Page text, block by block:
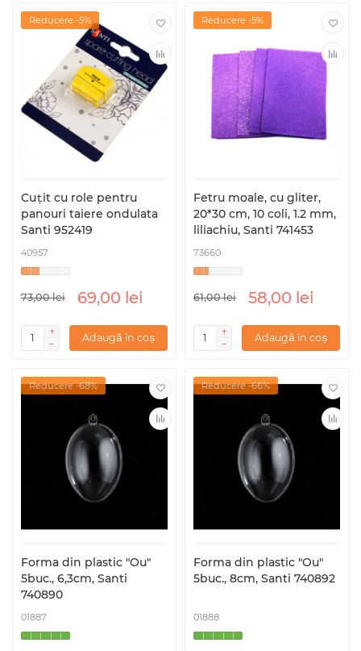
Reducere -5%
Cuțit cu role pentru
panouri taiere ondulata
Santi 952419
40957
73,00 lei 69,00 lei
Adaugă în coș
Reducere -5%
Fetru moale, cu gliter,
20*30 cm, 10 coli, 1.2 mm,
liliachiu, Santi 741453
73660
61,00 lei 58,00 lei
Adaugă în coș
Reducere -68%
Forma din plastic "Ou"
5buc., 6,3cm, Santi
740890
01887
Reducere -66%
Forma din plastic "Ou"
5buc., 8cm, Santi 740892
01888